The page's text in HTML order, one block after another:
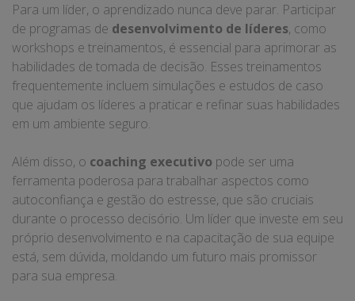
Para um líder, o aprendizado nunca deve parar. Participar
de programas de desenvolvimento de líderes, como
workshops e treinamentos, é essencial para aprimorar as
habilidades de tomada de decisão. Esses treinamentos
frequentemente incluem simulações e estudos de caso
que ajudam os líderes a praticar e refinar suas habilidades
em um ambiente seguro.
Além disso, o coaching executivo pode ser uma
ferramenta poderosa para trabalhar aspectos como
autoconfiança e gestão do estresse, que são cruciais
durante o processo decisório. Um líder que investe em seu
próprio desenvolvimento e na capacitação de sua equipe
está, sem dúvida, moldando um futuro mais promissor
para sua empresa.